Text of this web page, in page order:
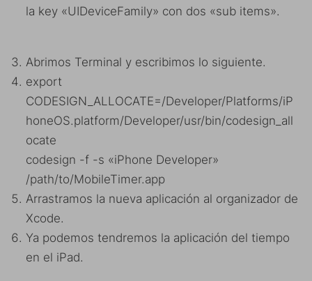
la key «UIDeviceFamily» con dos «sub items».
Abrimos Terminal y escribimos lo siguiente.
export
CODESIGN_ALLOCATE=/Developer/Platforms/iP
honeOS.platform/Developer/usr/bin/codesign_all
ocate
codesign -f -s «iPhone Developer»
/path/to/MobileTimer.app
Arrastramos la nueva aplicación al organizador de
Xcode.
Ya podemos tendremos la aplicación del tiempo
en el iPad.